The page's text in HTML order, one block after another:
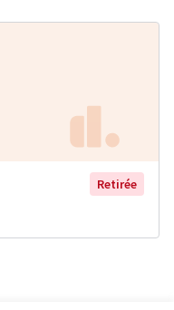
Retirée